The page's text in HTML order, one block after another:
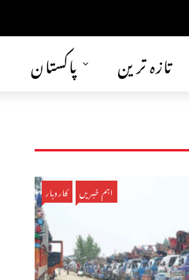
پاکستان تازہ ترین
اہم خبریں کاروبار